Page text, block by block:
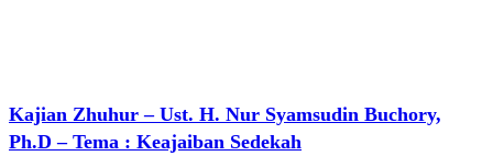
Kajian Zhuhur – Ust. H. Nur Syamsudin Buchory,
Ph.D – Tema : Keajaiban Sedekah